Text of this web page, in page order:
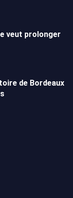
veut prolonger
de Bordeaux